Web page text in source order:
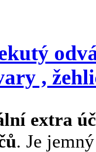
,
extra
. Je